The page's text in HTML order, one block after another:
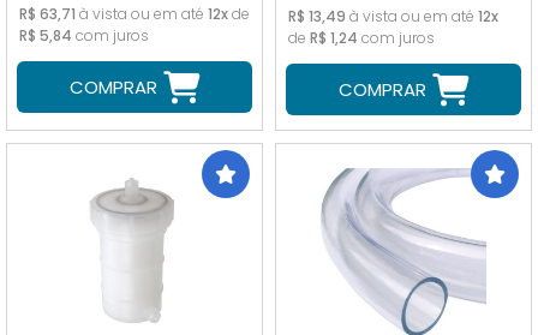
R$ 63,71 à vista ou em até 12xde
R$ 5,84 com juros
COMPRAR
R$ 13,49 à vista ou em até 12x
de R$ 1,24 com juros
COMPRAR